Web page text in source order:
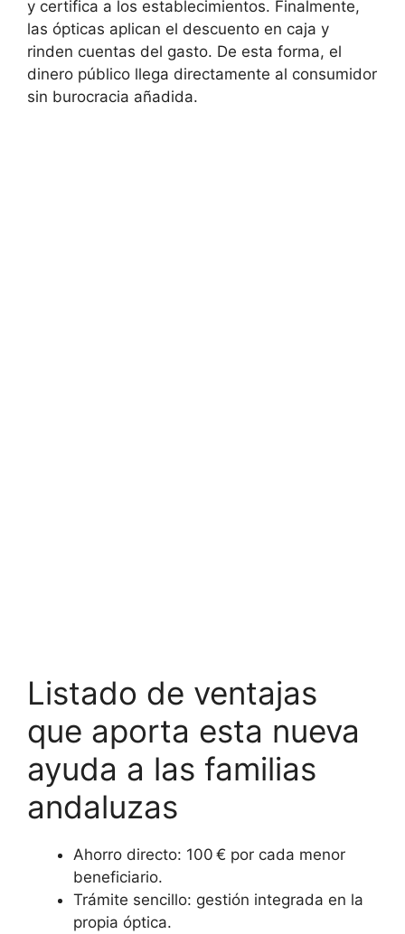
y certifica a los establecimientos. Finalmente,
las ópticas aplican el descuento en caja y
rinden cuentas del gasto. De esta forma, el
dinero público llega directamente al consumidor
sin burocracia añadida.
Listado de ventajas
que aporta esta nueva
ayuda a las familias
andaluzas
Ahorro directo: 100 € por cada menor
beneficiario.
Trámite sencillo: gestión integrada en la
propia óptica.